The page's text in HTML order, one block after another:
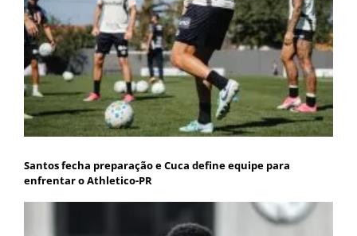
Santos fecha preparação e Cuca define equipe para
enfrentar o Athletico-PR